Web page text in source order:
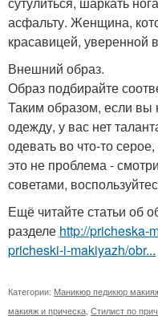
асфальту. Женщина,
красавицей, уверенной
Внешний образ.
Образ подбирайте
Таким образом, если вы
одежду, у вас нет
одевать во что-то
это не проблема -
советами,
Ещё читайте статьи об
разделе http://pricheska-
pricheski-i-makiyazh/obr...
Категории: Маникюр педикюр
макияж и прическа Стилист по